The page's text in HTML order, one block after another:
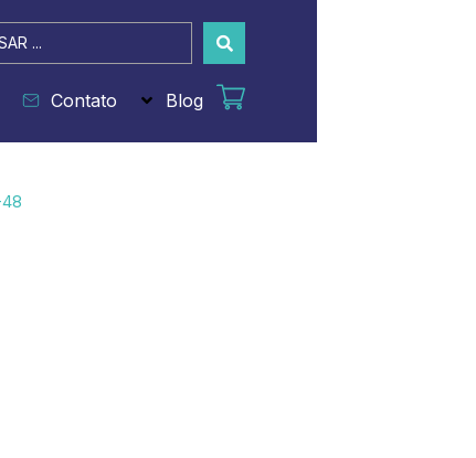
Contato Blog